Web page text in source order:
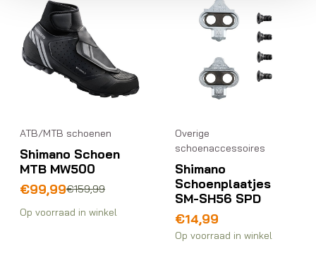
ATB/MTB schoenen
Shimano Schoen
MTB MW500
€159,99
Oorspronkelijke
was:
€99,99
Huidige
is:
Op voorraad in winkel
Overige
schoenaccessoires
Shimano
Schoenplaatjes
SM-SH56 SPD
€14,99
Op voorraad in winkel